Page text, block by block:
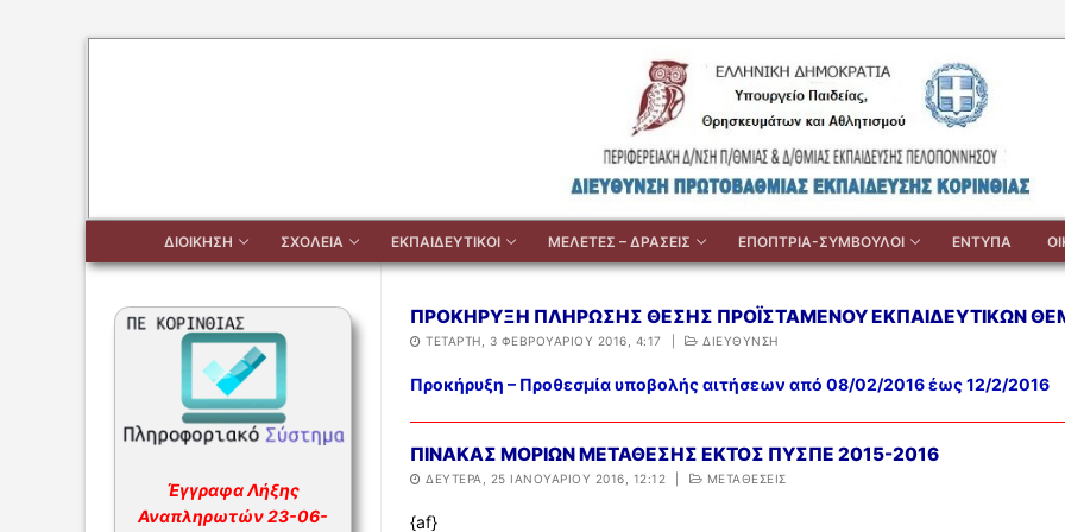
ΔΙΟΙΚΗΣΗ ΣΧΟΛΕΙΑ ΕΚΠΑΙΔΕΥΤΙΚΟΙ ΜΕΛΕΤΕΣ – ΔΡΑΣΕΙΣ ΕΠΟΠΤΡΙΑ-ΣΥΜΒΟΥΛΟΙ ΕΝΤΥΠΑ
για:
ΔΙΟΙΚΗΣΗ
ΠΡΟΚΗΡΥΞΗ ΠΛΗΡΩΣΗΣ ΘΕΣΗΣ ΠΡΟΪΣΤΑΜΕΝΟΥ ΕΚΠΑΙΔΕΥΤΙΚΩΝ
ΤΕΤΆΡΤΗ, 3 ΦΕΒΡΟΥΑΡΊΟΥ 2016, 4:17 ΔΙΕΥΘΥΝΣΗ
Προκήρυξη – Προθεσμία υποβολής αιτήσεων από 08/02/2016 έως 12/2/2016
ΠΙΝΑΚΑΣ ΜΟΡΙΩΝ ΜΕΤΑΘΕΣΗΣ ΕΚΤΟΣ ΠΥΣΠΕ 2015-2016
ΔΕΥΤΈΡΑ, 25 ΙΑΝΟΥΑΡΊΟΥ 2016, 12:12 ΜΕΤΑΘΕΣΕΙΣ
{af}
Έγγραφα Λήξης
Αναπληρωτών 23-06-